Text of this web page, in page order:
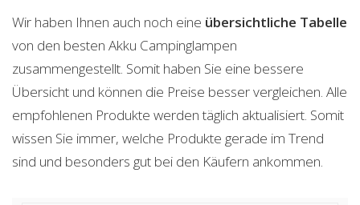
Wir haben Ihnen auch noch eine übersichtliche Tabelle
von den besten Akku Campinglampen
zusammengestellt. Somit haben Sie eine bessere
Übersicht und können die Preise besser vergleichen. Alle
empfohlenen Produkte werden täglich aktualisiert. Somit
wissen Sie immer, welche Produkte gerade im Trend
sind und besonders gut bei den Käufern ankommen.